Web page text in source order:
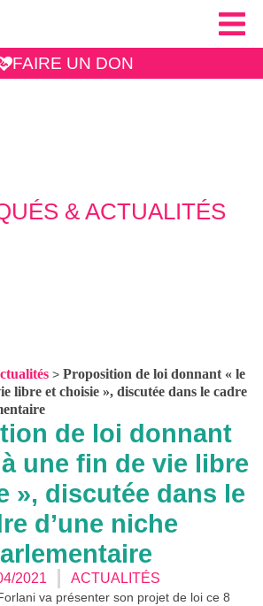
FAIRE UN DON
& ACTUALITÉS
> Proposition de loi donnant « le
libre et choisie », discutée dans le cadre
de loi donnant
une fin de vie libre
», discutée dans le
d’une niche
2021 ACTUALITÉS
va présenter son projet de loi ce 8